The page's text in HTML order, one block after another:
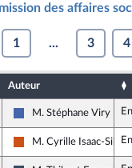
des affaires
1 ... 3 4
Auteur
Les Républicains
M. Stéphane Viry
Démocrate (MoDem et
M. Cyrille Isaac-Sibille